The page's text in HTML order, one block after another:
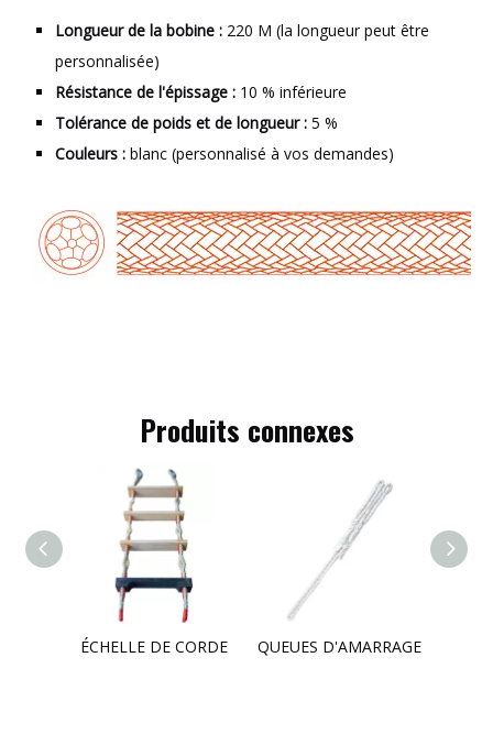
Longueur de la bobine : 220 M (la longueur peut être
personnalisée)
Résistance de l'épissage : 10 % inférieure
Tolérance de poids et de longueur : 5 %
Couleurs : blanc (personnalisé à vos demandes)
Produits connexes
ÉCHELLE DE CORDE QUEUES D'AMARRAGE